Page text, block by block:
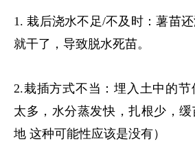
1.栽后浇水不足/不及时：薯苗
就干了，导致脱水死苗。
2.栽插方式不当：埋入土中的
太多，水分蒸发快，扎根少，
地 这种可能性应该是没有）